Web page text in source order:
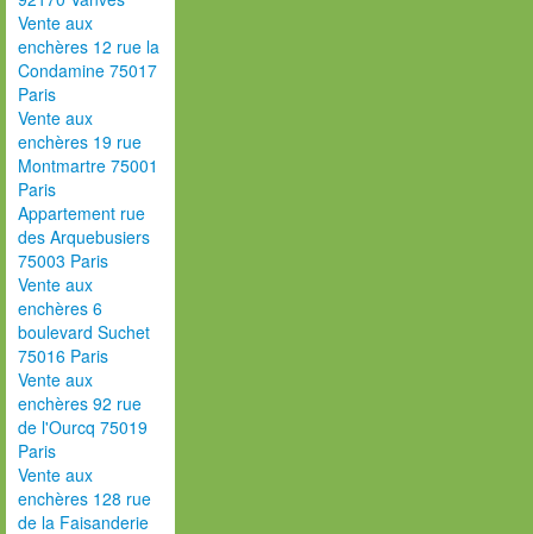
Vente aux
enchères 12 rue la
Condamine 75017
Paris
Vente aux
enchères 19 rue
Montmartre 75001
Paris
Appartement rue
des Arquebusiers
75003 Paris
Vente aux
enchères 6
boulevard Suchet
75016 Paris
Vente aux
enchères 92 rue
de l'Ourcq 75019
Paris
Vente aux
enchères 128 rue
de la Faisanderie